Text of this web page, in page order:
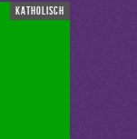
katholisch